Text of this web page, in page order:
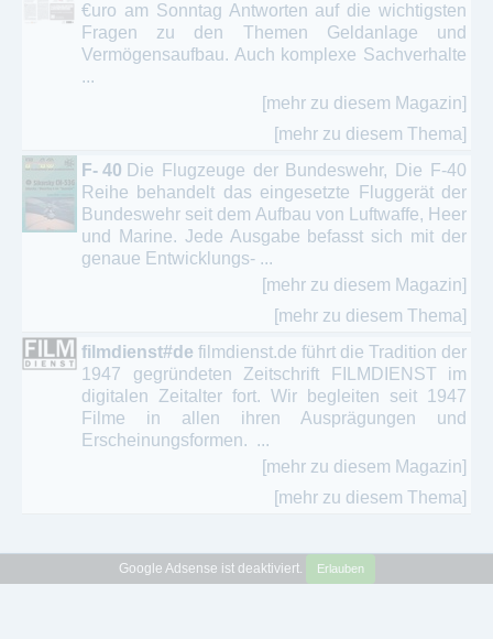
€uro am Sonntag Antworten auf die wichtigsten
Fragen zu den Themen Geldanlage und
Vermögensaufbau. Auch komplexe Sachverhalte
...
[mehr zu diesem Magazin]
[mehr zu diesem Thema]
F- 40 Die Flugzeuge der Bundeswehr, Die F-40
Reihe behandelt das eingesetzte Fluggerät der
Bundeswehr seit dem Aufbau von Luftwaffe, Heer
und Marine. Jede Ausgabe befasst sich mit der
genaue Entwicklungs- ...
[mehr zu diesem Magazin]
[mehr zu diesem Thema]
filmdienst#de filmdienst.de führt die Tradition der
1947 gegründeten Zeitschrift FILMDIENST im
digitalen Zeitalter fort. Wir begleiten seit 1947
Filme in allen ihren Ausprägungen und
Erscheinungsformen. ...
[mehr zu diesem Magazin]
[mehr zu diesem Thema]
Google Adsense ist deaktiviert. Erlauben